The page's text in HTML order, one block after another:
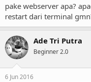
pake webserver apa?
restart dari terminal
Ade Tri Putra
Beginner 2.0
6 Jun 2016